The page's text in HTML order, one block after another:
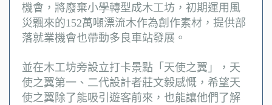
機會，將廢棄小學轉型成木工坊，初期運用風
災飄來的152萬噸漂流木作為創作素材，提供部
落就業機會也帶動多良車站發展。
並在木工坊旁設立打卡景點「天使之翼」，天
使之翼第一、二代設計者莊文毅感慨，希望天
使之翼除了能吸引遊客前來，也能讓他們了解